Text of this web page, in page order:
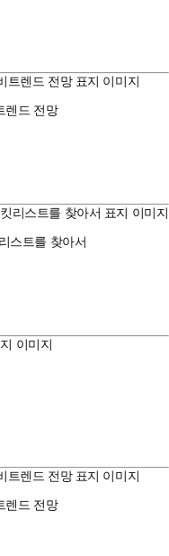
렌드 전망
스트를 찾아서
렌드 전망